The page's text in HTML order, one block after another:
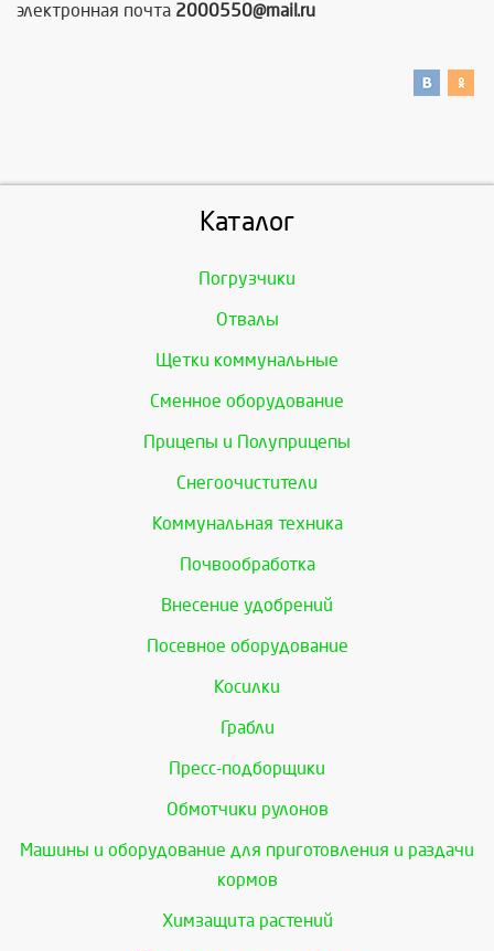
электронная почта 2000550@mail.ru
Каталог
Погрузчики
Отвалы
Щетки коммунальные
Сменное оборудование
Прицепы и Полуприцепы
Снегоочистители
Коммунальная техника
Почвообработка
Внесение удобрений
Посевное оборудование
Косилки
Грабли
Пресс-подборщики
Обмотчики рулонов
Машины и оборудование для приготовления и раздачи
кормов
Химзащита растений